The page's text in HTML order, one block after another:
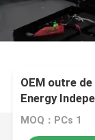
OEM outre
Energy
MOQ：PCs 1